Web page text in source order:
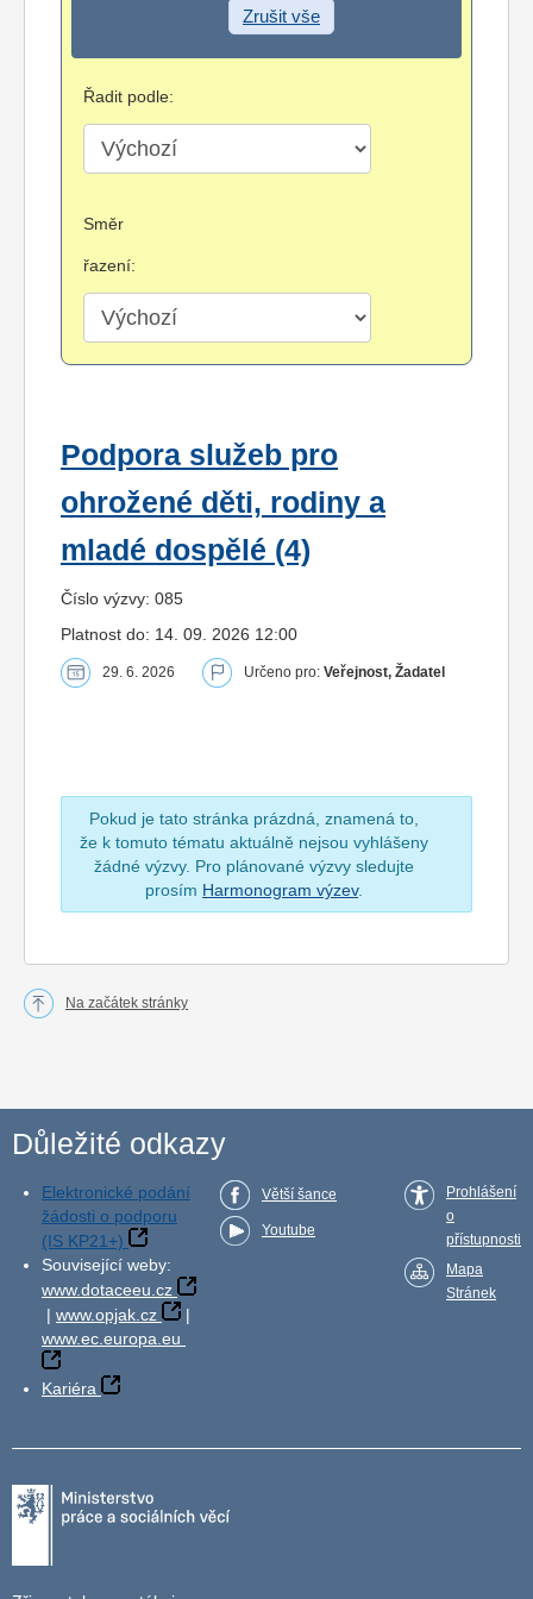
Zrušit vše
Řadit podle:
Směr
řazení:
Podpora služeb pro
ohrožené děti, rodiny a
mladé dospělé (4)
Číslo výzvy: 085
Platnost do: 14. 09. 2026 12:00
29. 6. 2026 Určeno pro: Veřejnost, Žadatel
Pokud je tato stránka prázdná, znamená to,
že k tomuto tématu aktuálně nejsou vyhlášeny
žádné výzvy. Pro plánované výzvy sledujte
prosím Harmonogram výzev.
Na začátek stránky
Důležité odkazy
Elektronické podání
žádosti o podporu
(IS KP21+)
Související weby:
www.dotaceeu.cz
| www.opjak.cz
|
www.ec.europa.eu
Kariéra
Větší šance
Youtube
Prohlášení
o
přístupnosti
Mapa
Stránek